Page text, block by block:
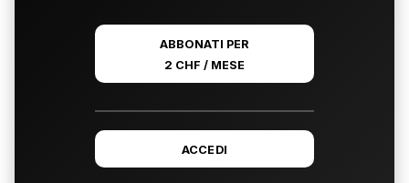
ABBONATI PER
2 CHF / MESE
ACCEDI